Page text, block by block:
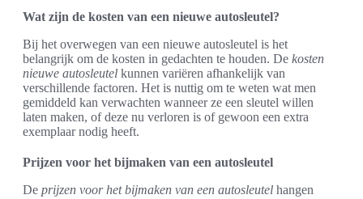
Wat zijn de kosten van een nieuwe autosleutel?
Bij het overwegen van een nieuwe autosleutel is het
belangrijk om de kosten in gedachten te houden. De kosten
nieuwe autosleutel kunnen variëren afhankelijk van
verschillende factoren. Het is nuttig om te weten wat men
gemiddeld kan verwachten wanneer ze een sleutel willen
laten maken, of deze nu verloren is of gewoon een extra
exemplaar nodig heeft.
Prijzen voor het bijmaken van een autosleutel
De prijzen voor het bijmaken van een autosleutel hangen